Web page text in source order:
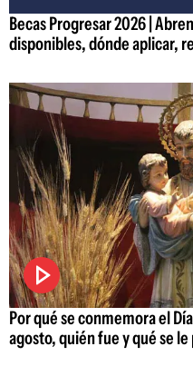
Becas Progresar 2026 |
disponibles, dónde aplicar,
Por qué se conmemora el
agosto, quién fue y qué se le